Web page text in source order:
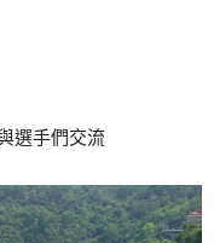
選手們交流